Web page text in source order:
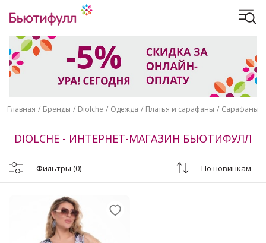
Главная Бренды Diolche Одежда Платья и сарафаны Сарафаны
DIOLCHE - ИНТЕРНЕТ-МАГАЗИН БЬЮТИФУЛЛ
Фильтры (0) По новинкам